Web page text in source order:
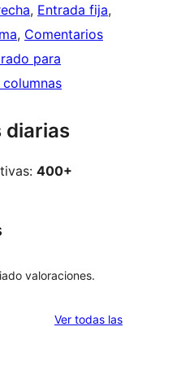
, Entrada fija
, Comentarios
para
columnas
diarias
400+
valoraciones.
Ver todas lasvaloraciones